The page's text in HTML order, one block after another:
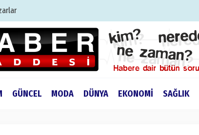
GÜNCEL MODA DÜNYA EKONOMİ SAĞLIK